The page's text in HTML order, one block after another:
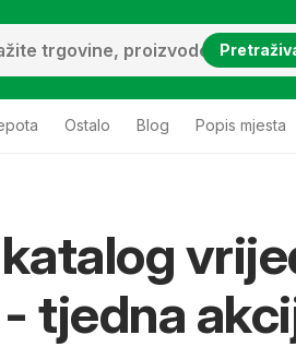
Ostalo Blog Popis mjesta
tjedna